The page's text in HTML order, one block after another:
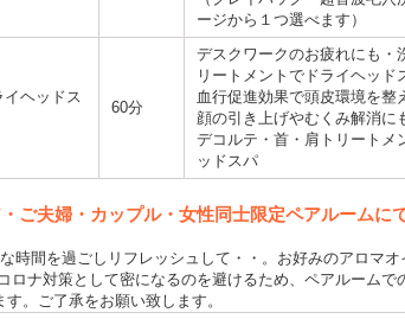
ージから１つ選べます）
イヘッドス
60分
デスクワークのお疲れにも・
リートメントでドライヘッド
血行促進効果で頭皮環境を整
顔の引き上げやむくみ解消に
デコルテ・首・肩トリートメ
ッドスパ
ご夫婦・カップル・女性同士限定ペアルームに
時間を過ごしリフレッシュして・・。お好みのアロマ
ロナ対策として密になるのを避けるため、ペアルーム
す。ご了承をお願い致します。